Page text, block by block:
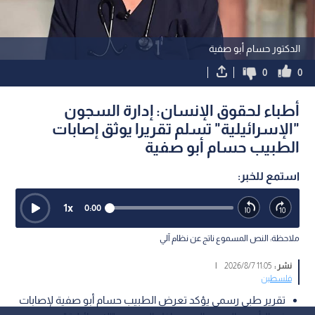
الدكتور حسام أبو صفية
0
0
أطباء لحقوق الإنسان: إدارة السجون
"الإسرائيلية" تسلم تقريرا يوثق إصابات
الطبيب حسام أبو صفية
استمع للخبر:
0:00
1x
ملاحظة: النص المسموع ناتج عن نظام آلي
نشر :11:05 2026/8/7
|
فلسطين
تقرير طبي رسمي يؤكد تعرض الطبيب حسام أبو صفية لإصابات